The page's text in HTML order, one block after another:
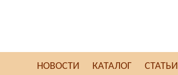
НОВОСТИ КАТАЛОГ СТАТЬИ